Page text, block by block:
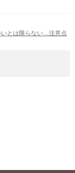
いとは限らない…注意点